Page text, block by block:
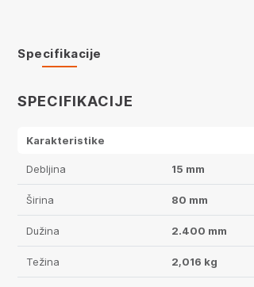
Specifikacije
SPECIFIKACIJE
Karakteristike
Debljina 15 mm
Širina 80 mm
Dužina 2.400 mm
Težina 2,016 kg